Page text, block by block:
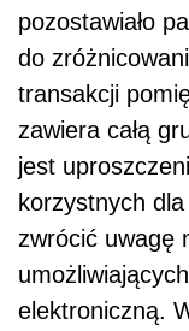
pozostawiało
do
transakcji
zawiera całą
jest
korzystnych
zwrócić uwagę
elektroniczną.